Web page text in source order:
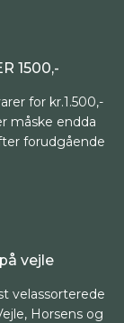
1500,-
for kr.1.500,-
måske endda
forudgående
vejle
velassorterede
Horsens og